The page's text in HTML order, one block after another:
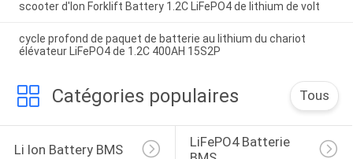
scooter d'Ion Forklift Battery 1.2C LiFePO4 de lithium de volt
cycle profond de paquet de batterie au lithium du chariot
élévateur LiFePO4 de 1.2C 400AH 15S2P
Catégories populaires Tous
Li Ion Battery BMS
LiFePO4 Batterie